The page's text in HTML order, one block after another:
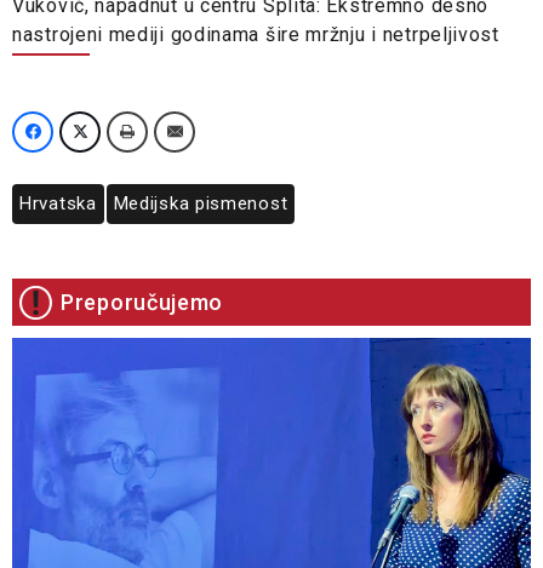
Vuković, napadnut u centru Splita: Ekstremno desno
nastrojeni mediji godinama šire mržnju i netrpeljivost
Hrvatska Medijska pismenost
Preporučujemo